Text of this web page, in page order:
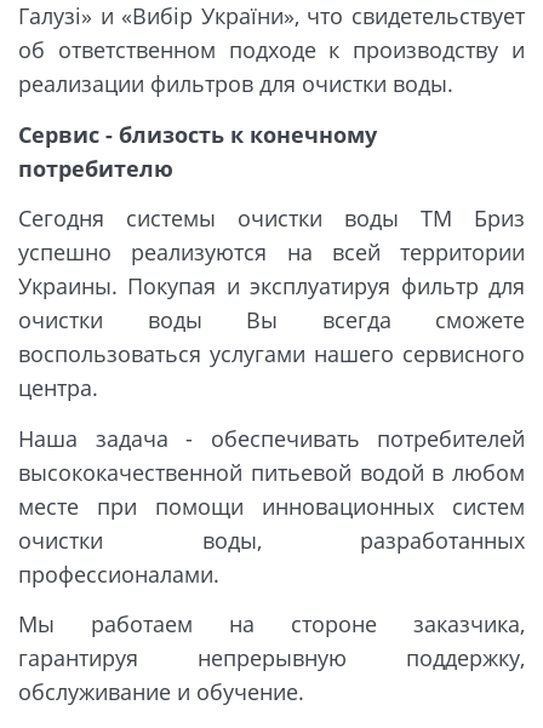
Галузі» и «Вибір України», что свидетельствует
об ответственном подходе к производству и
реализации фильтров для очистки воды.
Сервис - близость к конечному
потребителю
Сегодня системы очистки воды ТМ Бриз
успешно реализуются на всей территории
Украины. Покупая и эксплуатируя фильтр для
очистки воды Вы всегда сможете
воспользоваться услугами нашего сервисного
центра.
Наша задача - обеспечивать потребителей
высококачественной питьевой водой в любом
месте при помощи инновационных систем
очистки воды, разработанных
профессионалами.
Мы работаем на стороне заказчика,
гарантируя непрерывную поддержку,
обслуживание и обучение.